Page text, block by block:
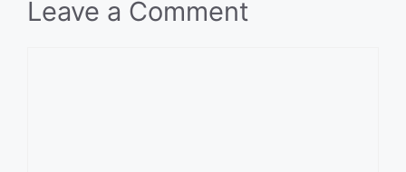
Leave a Comment